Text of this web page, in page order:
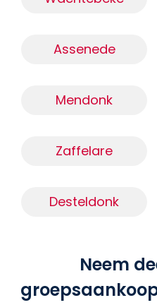
Assenede
Mendonk
Zaffelare
Desteldonk
Neem